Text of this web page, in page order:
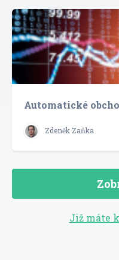
Automatické
Zdeněk Zaňka
Již máte